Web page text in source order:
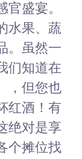
盛宴。
水果、蔬
。虽然一
们知道在
，但您也
红酒！有
绝对是享
个摊位找